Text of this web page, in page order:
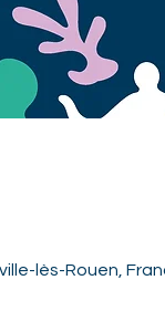
lès-Rouen,